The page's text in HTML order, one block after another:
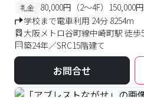
礼金
80,000円（2～4F）150,000
学校まで電車利用 24分 8254m
大阪メトロ谷町線中崎町駅 徒歩
築24年／SRC15階建て
お問合せ